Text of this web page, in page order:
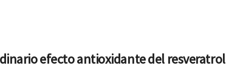
efecto antioxidante del resveratrol